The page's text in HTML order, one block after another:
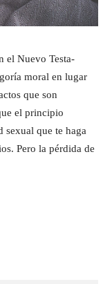
el Nuevo Testa­
moral en lugar
que son
el principio
sexual que te haga
Pero la pérdida de